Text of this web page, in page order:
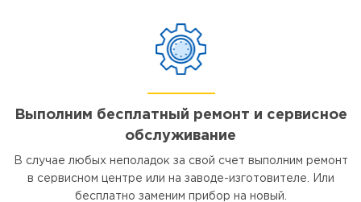
Выполним бесплатный ремонт и сервисное
обслуживание
В случае любых неполадок за свой счет выполним ремонт
в сервисном центре или на заводе-изготовителе. Или
бесплатно заменим прибор на новый.